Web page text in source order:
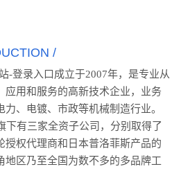
/
-登录入口成立于2007年，是专业从
应用和服务的高新技术企业，业务
、电镀、市政等机械制造行业。
下有三家全资子公司，分别取得了
授权代理商和日本普洛菲斯产品的
地区乃至全国为数不多的多品牌工